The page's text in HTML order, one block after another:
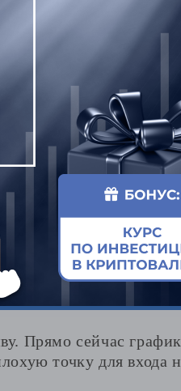
поддержки в
в поиске точки
над РУЗ,
уровне 109,04.
будет перевести в
Прямо сейчас график
точку для входа